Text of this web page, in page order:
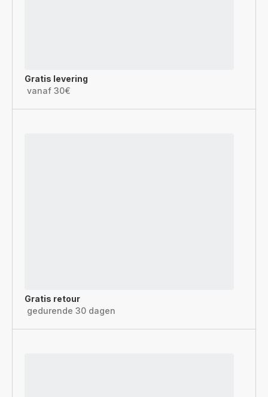
Gratis levering
vanaf 30€
Gratis retour
gedurende 30 dagen